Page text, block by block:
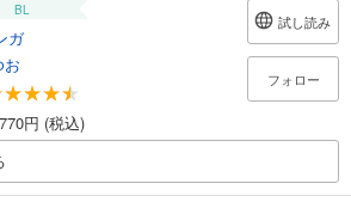
BL
ガ
お
円 (税込)
試し読み
フォロー